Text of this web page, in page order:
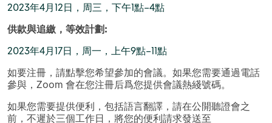
2023年4月12日，周三，下午1點–4點
供款與追繳，等效計劃:
2023年4月17日，周一，上午9點–11點
如要注冊，請點擊您希望參加的會議。如果您需要通過電話
參與，Zoom 會在您注冊后爲您提供會議熱綫號碼。
如果您需要提供便利，包括語言翻譯，請在公開聽證會之
前，不遲於三個工作日，將您的便利請求發送至